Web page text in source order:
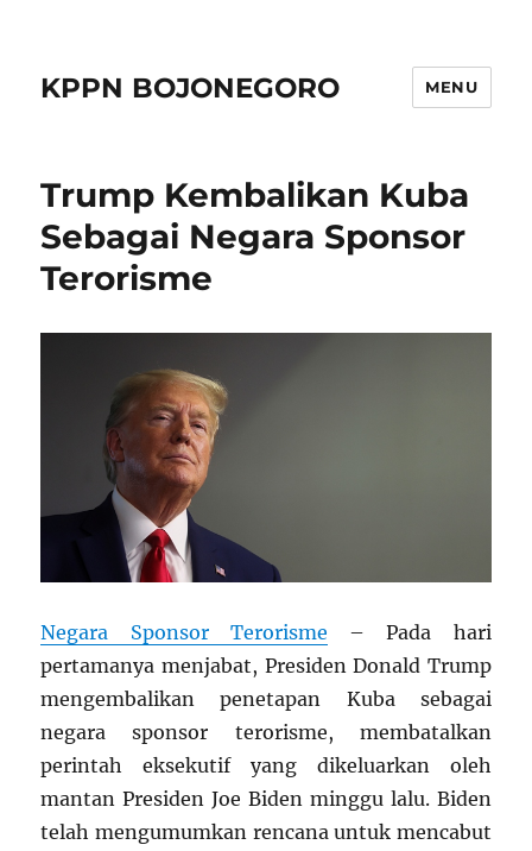
KPPN BOJONEGORO MENU
Trump Kembalikan Kuba
Sebagai Negara Sponsor
Terorisme
Negara Sponsor Terorisme – Pada hari
pertamanya menjabat, Presiden Donald Trump
mengembalikan penetapan Kuba sebagai
negara sponsor terorisme, membatalkan
perintah eksekutif yang dikeluarkan oleh
mantan Presiden Joe Biden minggu lalu. Biden
telah mengumumkan rencana untuk mencabut